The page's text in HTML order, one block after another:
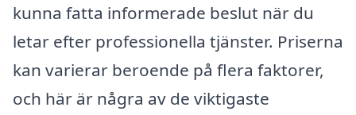
kunna fatta informerade beslut när du
letar efter professionella tjänster. Priserna
kan varierar beroende på flera faktorer,
och här är några av de viktigaste